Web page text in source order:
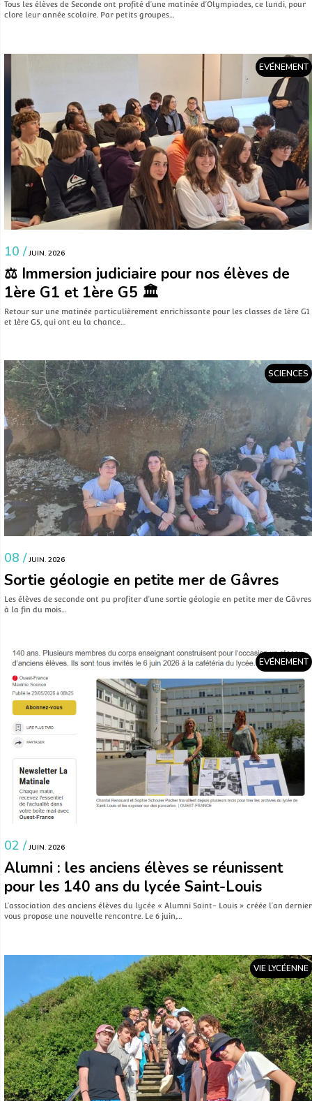
Tous les élèves de Seconde ont profité d’une matinée d’Olympiades, ce lundi, pour
clore leur année scolaire. Par petits groupes…
EVÉNEMENT
10 / JUIN. 2026
⚖️ Immersion judiciaire pour nos élèves de
1ère G1 et 1ère G5 🏛️
​Retour sur une matinée particulièrement enrichissante pour les classes de 1ère G1
et 1ère G5, qui ont eu la chance…
SCIENCES
08 / JUIN. 2026
Sortie géologie en petite mer de Gâvres
Les élèves de seconde ont pu profiter d’une sortie géologie en petite mer de Gâvres
à la fin du mois…
EVÉNEMENT
02 / JUIN. 2026
Alumni : les anciens élèves se réunissent
pour les 140 ans du lycée Saint-Louis
L’association des anciens élèves du lycée « Alumni Saint- Louis » créée l’an dernier
vous propose une nouvelle rencontre. Le 6 juin,…
VIE LYCÉENNE